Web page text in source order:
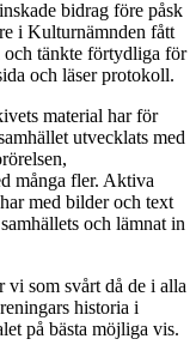
bidrag före påsk
i Kulturnämnden fått
och tänkte förtydliga för
och läser protokoll.
material har för
utvecklats med
många fler. Aktiva
med bilder och text
och lämnat in
vi som svårt då de i alla
historia i
på bästa möjliga vis.